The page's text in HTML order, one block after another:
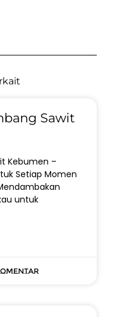
Sawit
Kebumen –
Setiap Momen
untuk